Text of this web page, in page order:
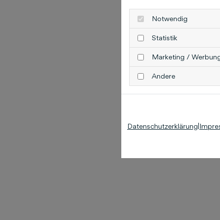
Notwendig
Statistik
Marketing /
Andere
Datenschutzerklärung